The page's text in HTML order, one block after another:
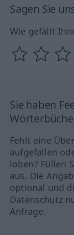
Sagen Sie
Wie gefällt
Sie haben
Fehlt eine
aufgefallen
loben? Füllen
aus. Die
optional und
Datenschutz
Anfrage.